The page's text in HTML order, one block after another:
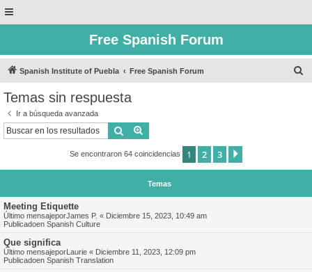
Free Spanish Forum
Spanish Institute of Puebla Free Spanish Forum
Temas sin respuesta
Ir a búsqueda avanzada
Buscar
Se encontraron 64 coincidencias 1 2 3
Temas
Meeting Etiquette
Último mensajeporJames P. « Diciembre 15, 2023, 10:49 am
Publicadoen Spanish Culture
Que significa
Último mensajeporLaurie « Diciembre 11, 2023, 12:09 pm
Publicadoen Spanish Translation